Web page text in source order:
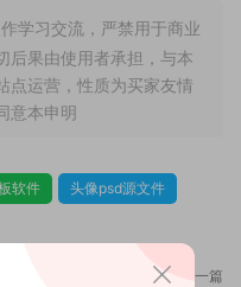
学习交流，严禁用于商业
后果由使用者承担，与本
点运营，性质为买家友情
意本申明
软件
头像psd源文件
下一篇